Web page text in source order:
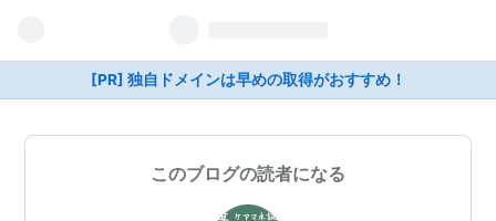
[PR] 独自ドメインは早めの取得がおすすめ！
このブログの読者になる